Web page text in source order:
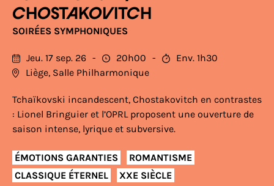
CHOSTAKOVITCH
SOIRÉES SYMPHONIQUES
Jeu. 17 sep. 26 20h00
Env. 1h30
Liège, Salle Philharmonique
Tchaïkovski incandescent, Chostakovitch en contrastes
: Lionel Bringuier et l’OPRL proposent une ouverture de
saison intense, lyrique et subversive.
ÉMOTIONS GARANTIES
ROMANTISME
CLASSIQUE ÉTERNEL
XXE SIÈCLE